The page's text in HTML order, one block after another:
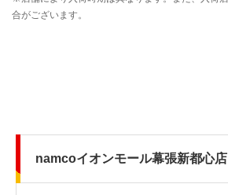
namcoイオンモール幕張新都心店